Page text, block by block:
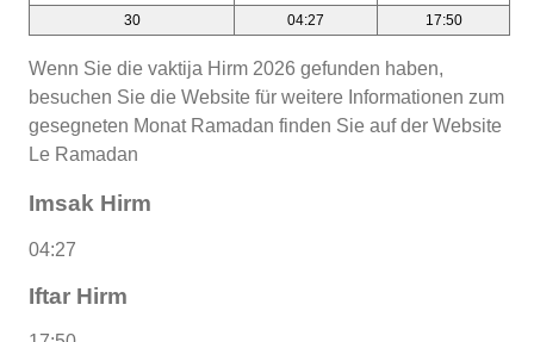
30
04:27 17:50
Wenn Sie die vaktija Hirm 2026 gefunden haben,
besuchen Sie die Website für weitere Informationen zum
gesegneten Monat Ramadan finden Sie auf der Website
Le Ramadan
Imsak Hirm
04:27
Iftar Hirm